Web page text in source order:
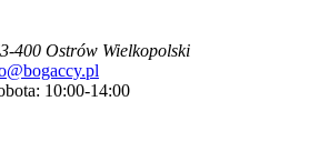
400 Ostrów Wielkopolski
10:00-14:00